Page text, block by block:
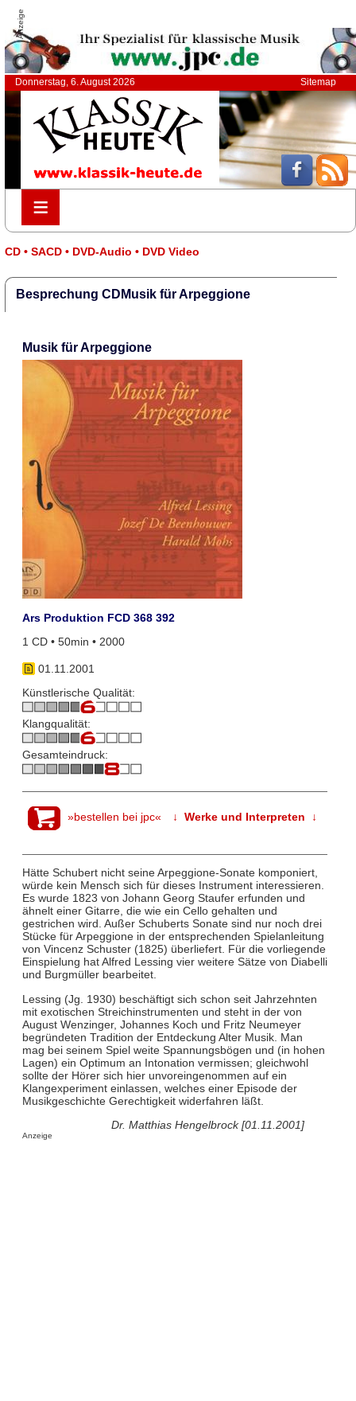
Anzeige
Donnerstag, 6. August 2026 Sitemap
≡
≡
CD • SACD • DVD-Audio • DVD Video
Besprechung CDMusik für Arpeggione
Musik für Arpeggione
Ars Produktion FCD 368 392
1 CD • 50min • 2000
01.11.2001
Künstlerische Qualität:
Klangqualität:
Gesamteindruck:
»bestellen bei jpc« ↓ Werke und Interpreten ↓
Hätte Schubert nicht seine Arpeggione-Sonate komponiert,
würde kein Mensch sich für dieses Instrument interessieren.
Es wurde 1823 von Johann Georg Staufer erfunden und
ähnelt einer Gitarre, die wie ein Cello gehalten und
gestrichen wird. Außer Schuberts Sonate sind nur noch drei
Stücke für Arpeggione in der entsprechenden Spielanleitung
von Vincenz Schuster (1825) überliefert. Für die vorliegende
Einspielung hat Alfred Lessing vier weitere Sätze von Diabelli
und Burgmüller bearbeitet.
Lessing (Jg. 1930) beschäftigt sich schon seit Jahrzehnten
mit exotischen Streichinstrumenten und steht in der von
August Wenzinger, Johannes Koch und Fritz Neumeyer
begründeten Tradition der Entdeckung Alter Musik. Man
mag bei seinem Spiel weite Spannungsbögen und (in hohen
Lagen) ein Optimum an Intonation vermissen; gleichwohl
sollte der Hörer sich hier unvoreingenommen auf ein
Klangexperiment einlassen, welches einer Episode der
Musikgeschichte Gerechtigkeit widerfahren läßt.
Dr. Matthias Hengelbrock [01.11.2001]
Anzeige